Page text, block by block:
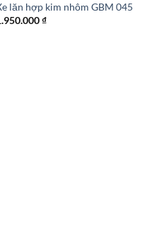
lăn hợp kim nhôm GBM 045
₫